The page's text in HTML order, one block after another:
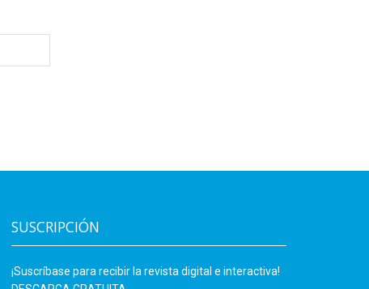
SUSCRIPCIÓN
¡Suscríbase para recibir la revista digital e interactiva!